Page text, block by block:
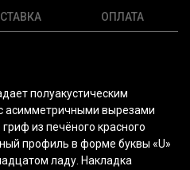
ОПЛАТА
полуакустическим
асимметричными вырезами
из печёного красного
профиль в форме буквы «U»
ладу. Накладка